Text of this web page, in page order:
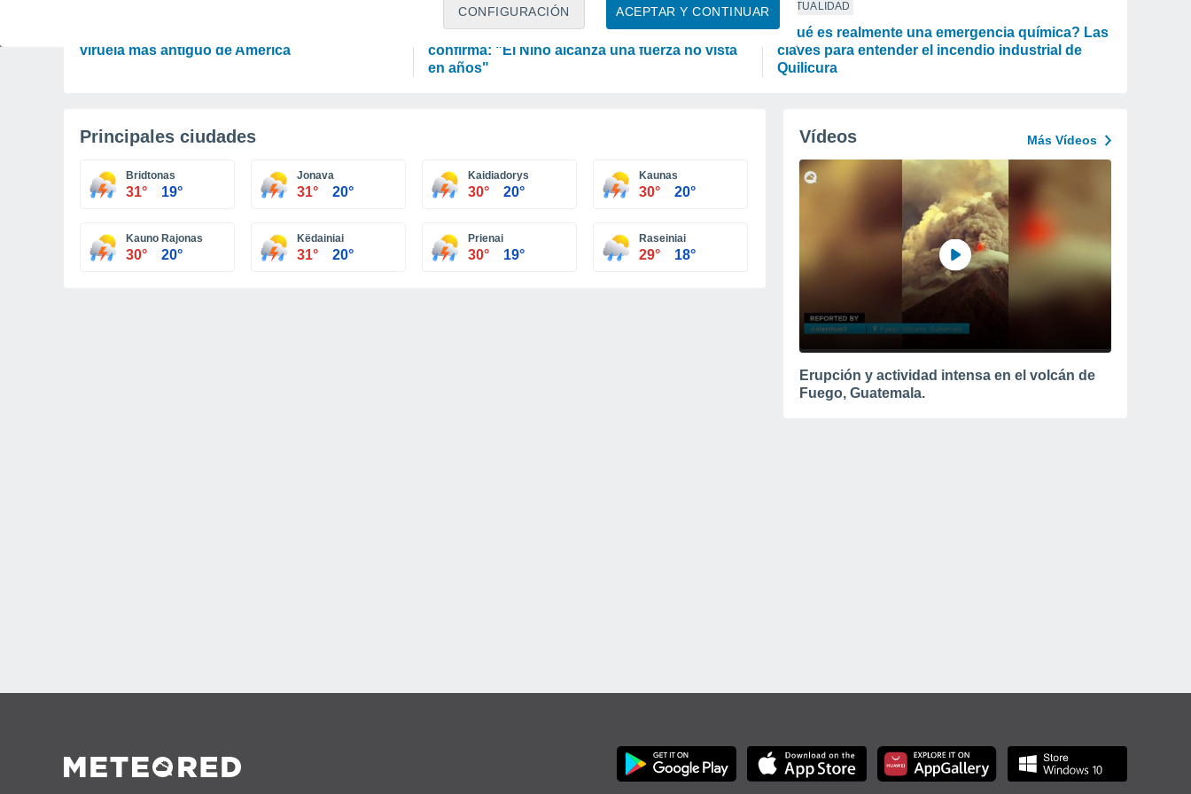
ACEPTAR Y CONTINUAR
CONFIGURACIÓN
viruela más antiguo de América
PREDICCIÓN
La Organización Meteorológica Mundial
confirma: "El Niño alcanza una fuerza no vista
en años"
ACTUALIDAD
¿Qué es realmente una emergencia química? Las
claves para entender el incendio industrial de
Quilicura
Principales ciudades
Bridtonas
31° 19°
Jonava
31° 20°
Kaidiadorys
30° 20°
Kaunas
30° 20°
Kauno Rajonas
30° 20°
Këdainiai
31° 20°
Prienai
30° 19°
Raseiniai
29° 18°
Vídeos Más Vídeos
Erupción y actividad intensa en el volcán de
Fuego, Guatemala.